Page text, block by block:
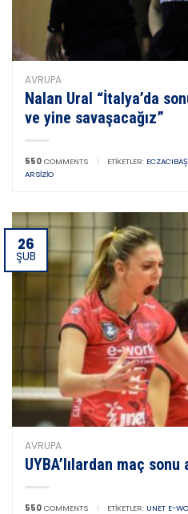
AVRUPA
Nalan Ural “İtalya’da
ve yine savaşacağız”
550 COMMENTS | ETIKETLER:
ARSIZIO
26
ŞUB
AVRUPA
UYBA’lılardan maç sonu
550 COMMENTS | ETIKETLER: UNET E-